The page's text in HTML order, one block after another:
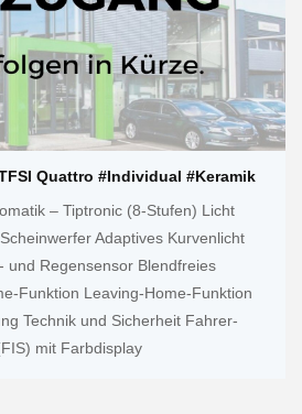
Quattro #Individual #Keramik
– Tiptronic (8-Stufen) Licht
Adaptives Kurvenlicht
und Regensensor Blendfreies
Funktion Leaving-Home-Funktion
Technik und Sicherheit Fahrer-
mit Farbdisplay